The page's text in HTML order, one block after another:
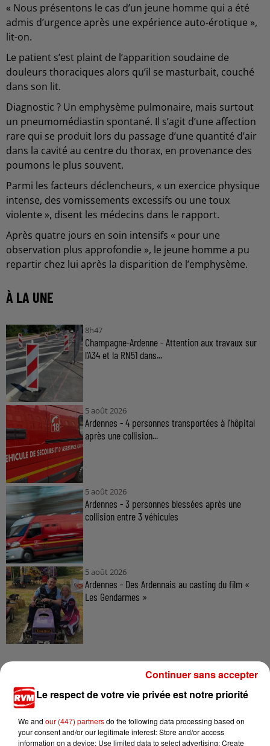
« Nous présentons le cas d’un jeune homme qui a été
admis d’urgence après une expérience auto-érotique »,
lit-on.
Le patient s’est plaint de l’apparition soudaine de
douleurs thoraciques alors qu’il se masturbait, couché
dans son lit.
Diagnostic ? Un emphysème pulmonaire, mais surtout
un pneumomédiastin spontané. Il s’agit d’une affection
rare qui se produit lors du passage d’une quantité d’air
dans la cavité au centre du thorax, en provenance des
poumons le plus souvent.
Parmi les facteurs déclencheurs, « un exercice physique
intense, des vomissements excessifs ou une toux
violente », disent les médecins dans le rapport.
Après quatre jours en soin intensifs « pour une
observation plus approfondie », le jeune homme a pu
repartir chez lui après la disparition de l’emphysème.
À LA UNE
8h47
Champagne-Ardenne - Attention aux travaux sur
l'A34 et la RN51 dans...
5 août 2026
Ardennes - 4 personnes transportées à l'hôpital
après une collision...
5 août 2026
Ardennes - 3 personnes blessées après une
collision entre 3 véhicules
5 août 2026
Ardennes - Des Ardennais au casting du film «
Les Gendarmes »
TITRES DIFFUSÉS
Le respect de votre vie privée est notre priorité
We and our (447) partnersdo the following data processing based on
your consent and/or our legitimate interest: Store and/or access
information on a device; Use limited data to select advertising; Create
Continuer sans accepter